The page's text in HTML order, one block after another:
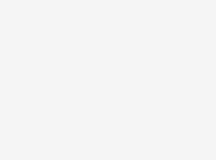
частично